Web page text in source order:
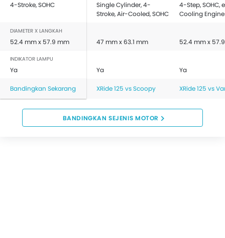
4-Stroke, SOHC
Single Cylinder, 4-
Stroke, Air-Cooled, SOHC
4-Step, SOHC,
Cooling Engine
DIAMETER X LANGKAH
52.4 mm x 57.9 mm 47 mm x 63.1 mm 52.4 mm x
INDIKATOR LAMPU
Ya Ya Ya
Bandingkan Sekarang XRide 125 vs Scoopy XRide 125 vs
BANDINGKAN SEJENIS MOTOR